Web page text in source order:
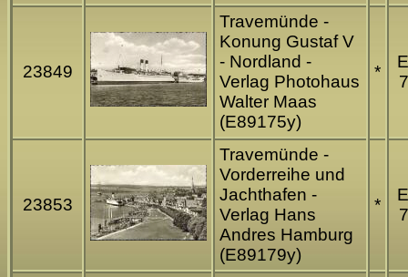
23849
Travemünde -
Konung Gustaf V
- Nordland -
Verlag Photohaus
Walter Maas
(E89175y)
*
23853
Travemünde -
Vorderreihe und
Jachthafen -
Verlag Hans
Andres Hamburg
(E89179y)
*